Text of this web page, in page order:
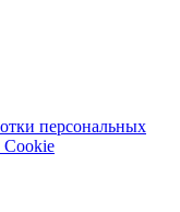
персональных